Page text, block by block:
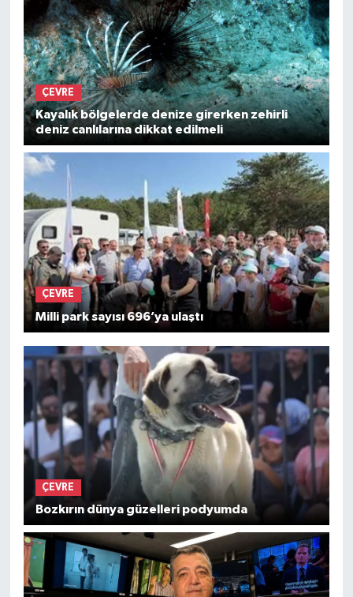
ÇEVRE
Kayalık bölgelerde denize girerken zehirli
deniz canlılarına dikkat edilmeli
ÇEVRE
Milli park sayısı 696’ya ulaştı
ÇEVRE
Bozkırın dünya güzelleri podyumda